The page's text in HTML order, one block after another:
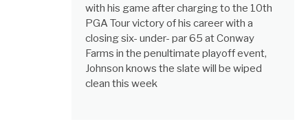
with his game after charging to the 10th
PGA Tour victory of his career with a
closing six- under- par 65 at Conway
Farms in the penultimate playoff event,
Johnson knows the slate will be wiped
clean this week